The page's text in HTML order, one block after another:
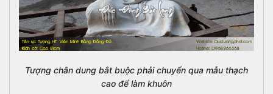
Tượng chân dung bắt buộc phải chuyển qua mẫu thạch
cao để làm khuôn